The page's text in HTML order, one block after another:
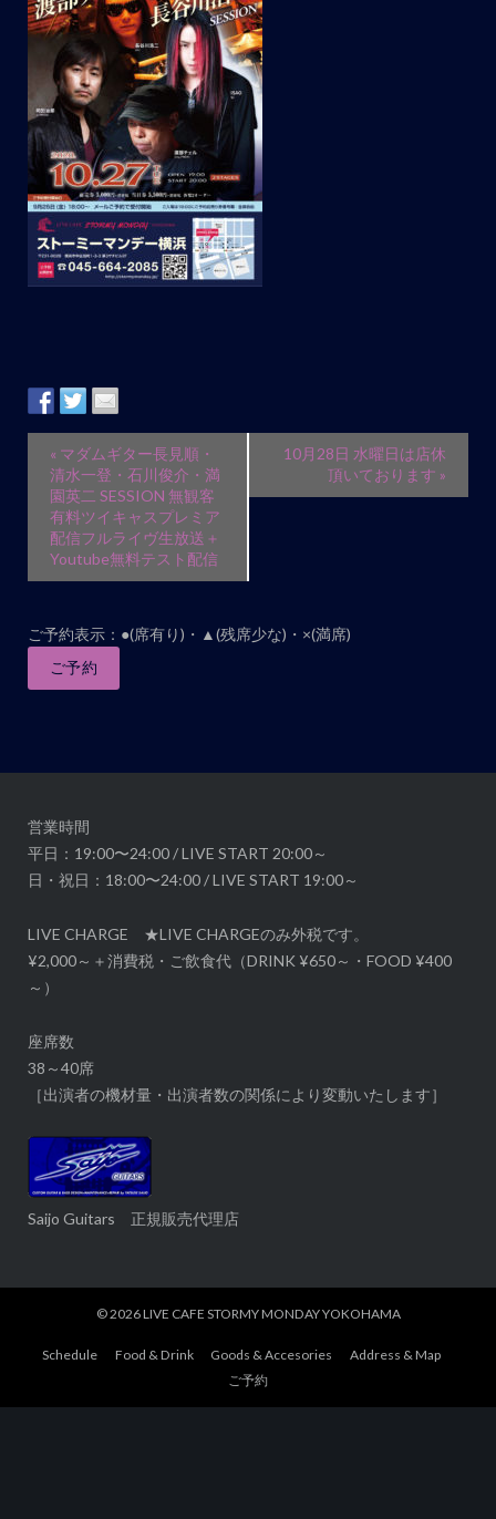
ゲ
ー
シ
« マダムギター長見順・
清水一登・石川俊介・満
園英二 SESSION 無観客
有料ツイキャスプレミア
配信フルライヴ生放送＋
Youtube無料テスト配信
10月28日 水曜日は店休
頂いております »
ご予約表示：●(席有り)・▲(残席少な)・×(満席)
ご予約
営業時間
平日：19:00〜24:00 / LIVE START 20:00～
日・祝日：18:00〜24:00 / LIVE START 19:00～
LIVE CHARGE ★LIVE CHARGEのみ外税です。
¥2,000～＋消費税・ご飲食代（DRINK ¥650～・FOOD ¥400
～）
座席数
38～40席
［出演者の機材量・出演者数の関係により変動いたします］
Saijo Guitars 正規販売代理店
© 2026LIVE CAFE STORMY MONDAY YOKOHAMA
Schedule Food & Drink Goods & Accesories
Address & Map
ご予約